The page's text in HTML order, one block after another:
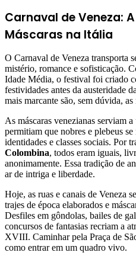
Carnaval de Veneza:
Máscaras na Itália
O Carnaval de Veneza transporta
mistério, romance e sofisticação.
Idade Média, o festival foi criado
festividades antes da austeridade
mais marcante são, sem dúvida, as
As máscaras venezianas serviam
permitiam que nobres e plebeus
identidades e classes sociais. Por
Colombina, todos eram iguais,
anonimamente. Essa tradição de
ar de intriga e liberdade.
Hoje, as ruas e canais de Veneza
trajes de época elaborados e
Desfiles em gôndolas, bailes de
concursos de fantasias recriam a
XVIII. Caminhar pela Praça de
como entrar em um quadro vivo.